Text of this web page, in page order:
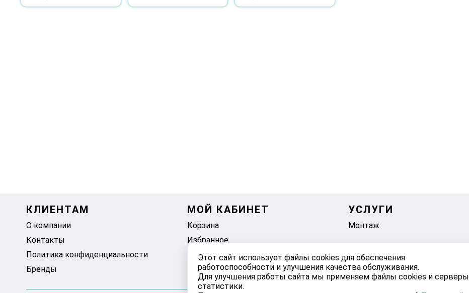
Этот сайт использует файлы cookies для обеспечения
работоспособности и улучшения качества обслуживания.
Для улучшения работы сайта мы применяем файлы cookies и серверы
статистики.
КЛИЕНТАМ
О компании
Контакты
Политика конфиденциальности
Бренды
МОЙ КАБИНЕТ
Корзина
Избранное
УСЛУГИ
Монтаж